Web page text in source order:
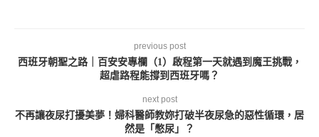
previous post
西班牙朝聖之路｜百安安專欄（1）啟程第一天就遇到魔王挑戰，
超虐路程能撐到西班牙嗎？
next post
不再讓夜尿打擾美夢！婦科醫師教妳打破半夜尿急的惡性循環，居
然是「憋尿」？